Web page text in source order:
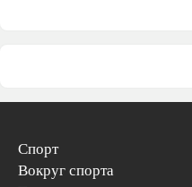
Спорт
Вокруг спорта